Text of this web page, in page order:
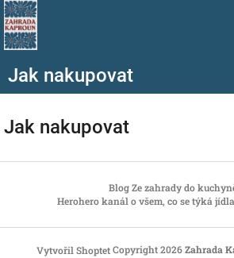
Přejít
na
obsah
Jak nakupovat
Jak nakupovat
a
Blog Ze zahrady do
Herohero kanál o všem, co se týká
Vytvořil Shoptet Copyright 2026Zahrada